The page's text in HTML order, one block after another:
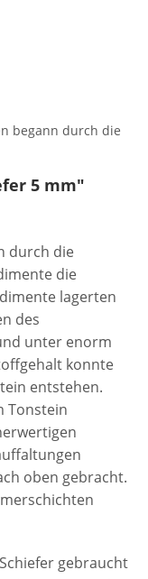
begann durch die
5 mm"
durch die
die
lagerten
des
unter enorm
konnte
entstehen.
Tonstein
oben gebracht.
gebraucht